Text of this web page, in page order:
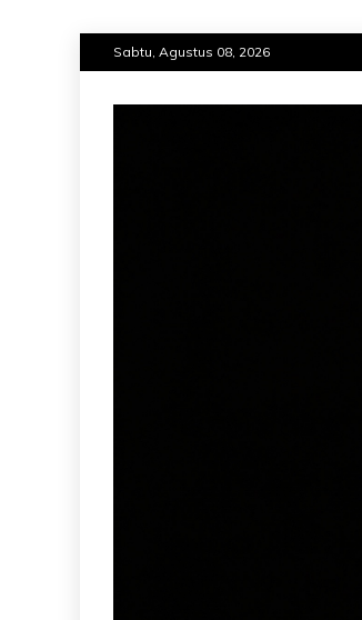
to
content
Sabtu, Agustus 08, 2026